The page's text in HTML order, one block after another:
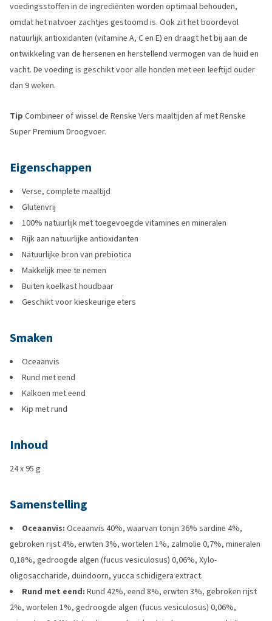
voedingsstoffen in de ingrediënten worden optimaal behouden,
omdat het natvoer zachtjes gestoomd is. Ook zit het boordevol
natuurlijk antioxidanten (vitamine A, C en E) en draagt het bij aan de
ontwikkeling van de hersenen en herstellend vermogen van de huid en
vacht. De voeding is geschikt voor alle honden met een leeftijd ouder
dan 9 weken.
Tip Combineer of wissel de Renske Vers maaltijden af met Renske
Super Premium Droogvoer.
Eigenschappen
Verse, complete maaltijd
Glutenvrij
100% natuurlijk met toegevoegde vitamines en mineralen
Rijk aan natuurlijke antioxidanten
Natuurlijke bron van prebiotica
Makkelijk mee te nemen
Buiten koelkast houdbaar
Geschikt voor kieskeurige eters
Smaken
Oceaanvis
Rund met eend
Kalkoen met eend
Kip met rund
Inhoud
24 x 95 g
Samenstelling
Oceaanvis: Oceaanvis 40%, waarvan tonijn 36% sardine 4%,
gebroken rijst 4%, erwten 3%, wortelen 1%, zalmolie 0,7%, mineralen
0,18%, gedroogde algen (fucus vesiculosus) 0,06%, Xylo-
oligosaccharide, duindoorn, yucca schidigera extract.
Rund met eend: Rund 42%, eend 8%, erwten 3%, gebroken rijst
2%, wortelen 1%, gedroogde algen (fucus vesiculosus) 0,06%,